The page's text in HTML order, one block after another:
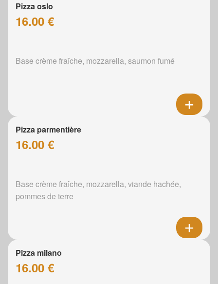
Pizza oslo
16.00 €
Base crème fraîche, mozzarella, saumon fumé
Pizza parmentière
16.00 €
Base crème fraîche, mozzarella, viande hachée,
pommes de terre
Pizza milano
16.00 €